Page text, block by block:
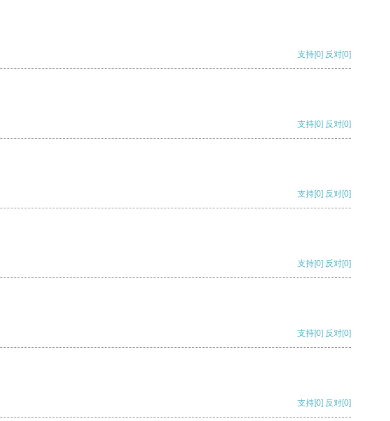
支持[0] 反对[0]
支持[0] 反对[0]
支持[0] 反对[0]
支持[0] 反对[0]
支持[0] 反对[0]
支持[0] 反对[0]